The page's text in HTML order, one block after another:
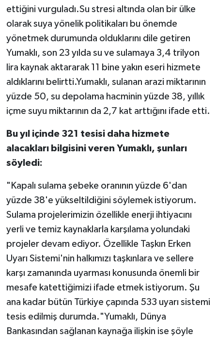
ettiğini vurguladı.Su stresi altında olan bir ülke
olarak suya yönelik politikaları bu önemde
yönetmek durumunda olduklarını dile getiren
Yumaklı, son 23 yılda su ve sulamaya 3,4 trilyon
lira kaynak aktararak 11 bine yakın eseri hizmete
aldıklarını belirtti.Yumaklı, sulanan arazi miktarının
yüzde 50, su depolama hacminin yüzde 38, yıllık
içme suyu miktarının da 2,7 kat arttığını ifade etti.
Bu yıl içinde 321 tesisi daha hizmete
alacakları bilgisini veren Yumaklı, şunları
söyledi:
"Kapalı sulama şebeke oranının yüzde 6'dan
yüzde 38'e yükseltildiğini söylemek istiyorum.
Sulama projelerimizin özellikle enerji ihtiyacını
yerli ve temiz kaynaklarla karşılama yolundaki
projeler devam ediyor. Özellikle Taşkın Erken
Uyarı Sistemi'nin halkımızı taşkınlara ve sellere
karşı zamanında uyarması konusunda önemli bir
mesafe katettiğimizi ifade etmek istiyorum. Şu
ana kadar bütün Türkiye çapında 533 uyarı sistemi
tesis edilmiş durumda."Yumaklı, Dünya
Bankasından sağlanan kaynağa ilişkin ise şöyle